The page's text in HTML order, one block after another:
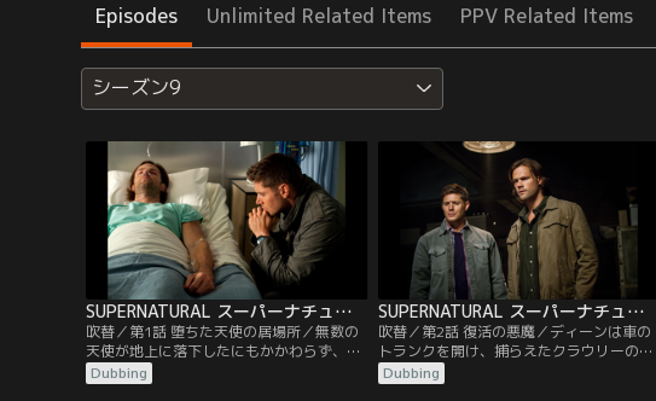
Episodes Unlimited Related Items PPV Related Items
シーズン9
SUPERNATURAL スーパーナチュラル シーズン9 第01話／吹替
吹替／第1話 堕ちた天使の居場所／無数の
天使が地上に落下したにもかかわらず、流
星の落下だと報道されていた。そんな中、
サムが倒れ昏睡状態に陥ってしまう。医師
Dubbing
SUPERNATURAL スーパーナチュラル シーズン9 第02話／吹替
吹替／第2話 復活の悪魔／ディーンは車の
トランクを開け、捕らえたクラウリーの姿
を見せてサムを驚かす。そのころ、悪魔の
まじないによりアバドンが復活を果たして
Dubbing